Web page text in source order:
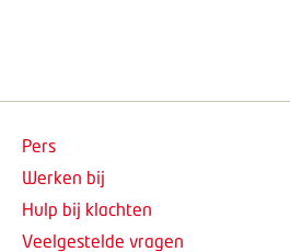
Pers
Werken bij
Hulp bij klachten
Veelgestelde vragen